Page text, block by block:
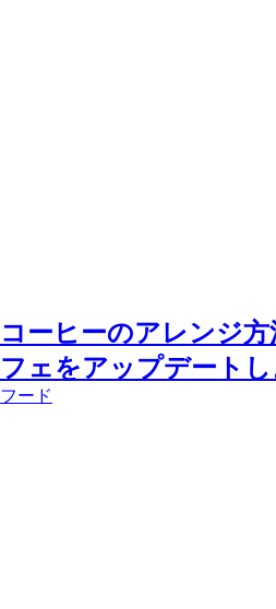
コーヒーのアレンジ
フェをアップデートし
フード